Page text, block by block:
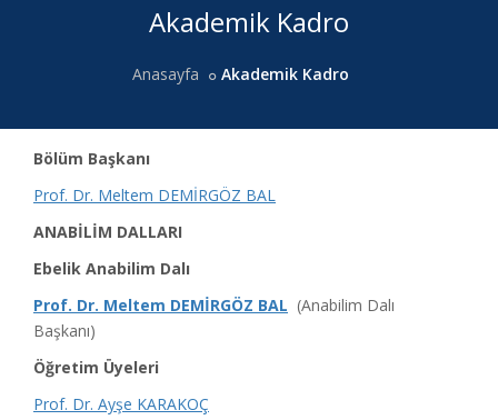
Akademik Kadro
Anasayfa Akademik Kadro
Bölüm Başkanı
Prof. Dr. Meltem DEMİRGÖZ BAL
ANABİLİM DALLARI
Ebelik Anabilim Dalı
Prof. Dr. Meltem DEMİRGÖZ BAL (Anabilim Dalı
Başkanı)
Öğretim Üyeleri
Prof. Dr. Ayşe KARAKOÇ